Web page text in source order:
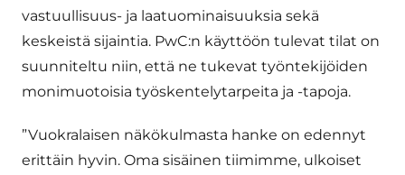
vastuullisuus- ja laatuominaisuuksia sekä
keskeistä sijaintia. PwC:n käyttöön tulevat tilat on
suunniteltu niin, että ne tukevat työntekijöiden
monimuotoisia työskentelytarpeita ja -tapoja.
”Vuokralaisen näkökulmasta hanke on edennyt
erittäin hyvin. Oma sisäinen tiimimme, ulkoiset